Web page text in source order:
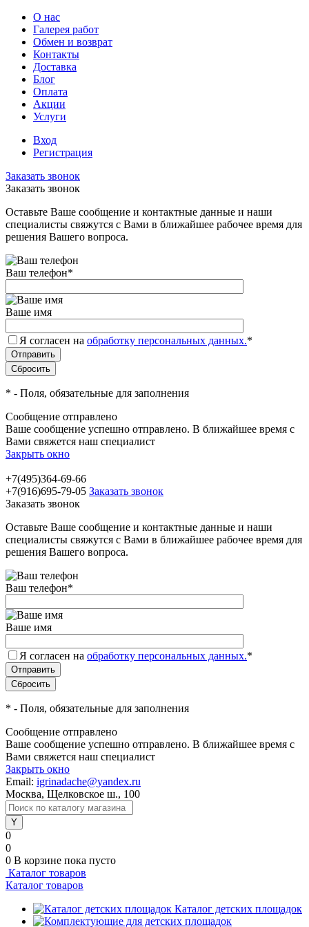
О нас
Галерея работ
Обмен и возврат
Контакты
Доставка
Блог
Оплата
Акции
Услуги
Вход
Регистрация
Заказать звонок
Заказать звонок
Оставьте Ваше сообщение и контактные данные и наши
специалисты свяжутся с Вами в ближайшее рабочее время для
решения Вашего вопроса.
Ваш телефон*
Ваше имя
Я согласен на обработку персональных данных.*
* - Поля, обязательные для заполнения
Сообщение отправлено
Ваше сообщение успешно отправлено. В ближайшее время с
Вами свяжется наш специалист
Закрыть окно
+7(495)364-69-66
+7(916)695-79-05 Заказать звонок
Заказать звонок
Оставьте Ваше сообщение и контактные данные и наши
специалисты свяжутся с Вами в ближайшее рабочее время для
решения Вашего вопроса.
Ваш телефон*
Ваше имя
Я согласен на обработку персональных данных.*
* - Поля, обязательные для заполнения
Сообщение отправлено
Ваше сообщение успешно отправлено. В ближайшее время с
Вами свяжется наш специалист
Закрыть окно
Email: igrinadache@yandex.ru
Москва, Щелковское ш., 100
0
0
0 В корзине пока пусто
Каталог товаров
Каталог товаров
Каталог детских площадок